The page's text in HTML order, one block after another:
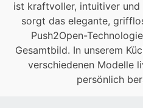
ist kraftvoller, intuitiver und
sorgt das elegante,
Push2Open-
Gesamtbild. In unserem
verschiedenen Modelle
persönlich